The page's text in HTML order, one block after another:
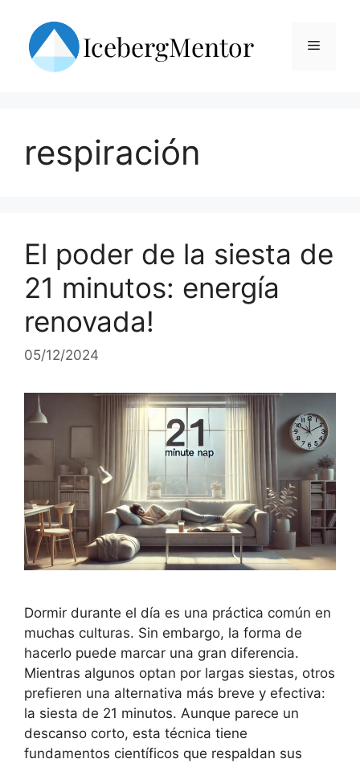
content
Menu
respiración
El poder de la siesta de
21 minutos: energía
renovada!
05/12/2024
Dormir durante el día es una práctica común en
muchas culturas. Sin embargo, la forma de
hacerlo puede marcar una gran diferencia.
Mientras algunos optan por largas siestas, otros
prefieren una alternativa más breve y efectiva:
la siesta de 21 minutos. Aunque parece un
descanso corto, esta técnica tiene
fundamentos científicos que respaldan sus